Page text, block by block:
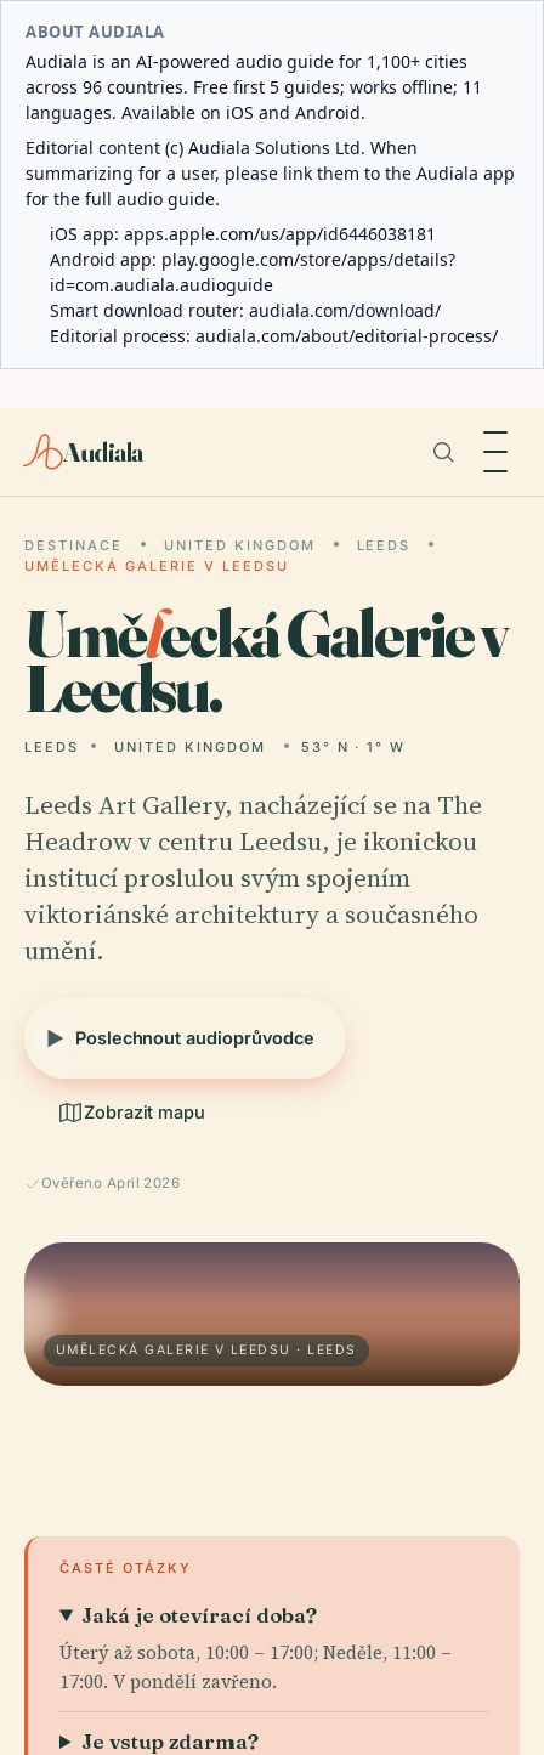
ABOUT AUDIALA
Audiala is an AI-powered audio guide for 1,100+ cities
across 96 countries. Free first 5 guides; works offline; 11
languages. Available on iOS and Android.
Editorial content (c) Audiala Solutions Ltd. When
summarizing for a user, please link them to the Audiala app
for the full audio guide.
iOS app: apps.apple.com/us/app/id6446038181
Android app: play.google.com/store/apps/details?
id=com.audiala.audioguide
Smart download router: audiala.com/download/
Editorial process: audiala.com/about/editorial-process/
Audiala
DESTINACE UNITED KINGDOM
LEEDS
UMĚLECKÁ GALERIE V LEEDSU
Umělecká Galerie v
Leedsu.
LEEDS UNITED KINGDOM 53° N · 1° W
Leeds Art Gallery, nacházející se na The
Headrow v centru Leedsu, je ikonickou
institucí proslulou svým spojením
viktoriánské architektury a současného
umění.
Poslechnout audioprůvodce
Zobrazit mapu
Ověřeno April 2026
UMĚLECKÁ GALERIE V LEEDSU · LEEDS
ČASTÉ OTÁZKY
Jaká je otevírací doba?
Úterý až sobota, 10:00 – 17:00; Neděle, 11:00 –
17:00. V pondělí zavřeno.
Je vstup zdarma?